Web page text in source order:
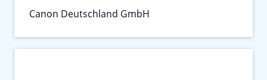
Canon Deutschland GmbH